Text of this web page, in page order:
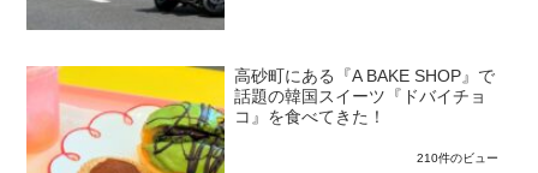
高砂町にある『A BAKE SHOP』で
話題の韓国スイーツ『ドバイチョ
コ』を食べてきた！
210件のビュー